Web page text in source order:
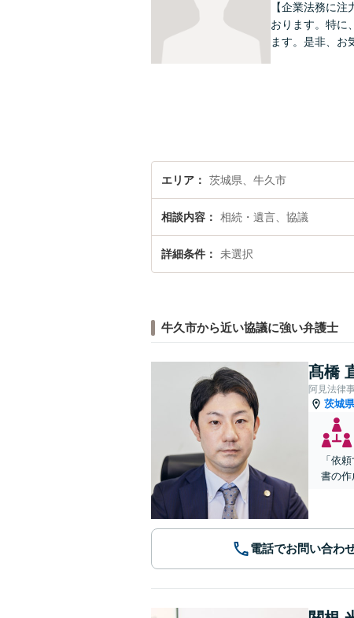
【企業法務に
おります。特に
ます。是非、お
エリア 茨城県、牛久市
相談内容 相続・遺言、協議
詳細条件 未選択
牛久市から近い協議に強い弁護士
髙橋
阿見法律
茨城県
「依
書の作
電話でお問い合わ